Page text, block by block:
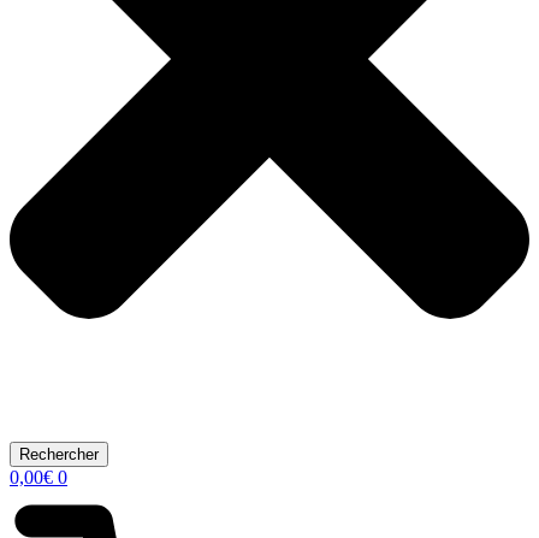
Rechercher
0,00€ 0